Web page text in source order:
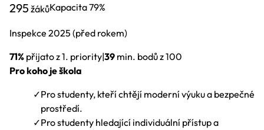
295 žákůKapacita79%
Inspekce 2025 (před rokem)
71% přijato z 1. priority|39 min. bodů z 100
Pro koho je škola
✓Pro studenty, kteří chtějí moderní výuku a bezpečné
prostředí.
✓Pro studenty hledající individuální přístup a